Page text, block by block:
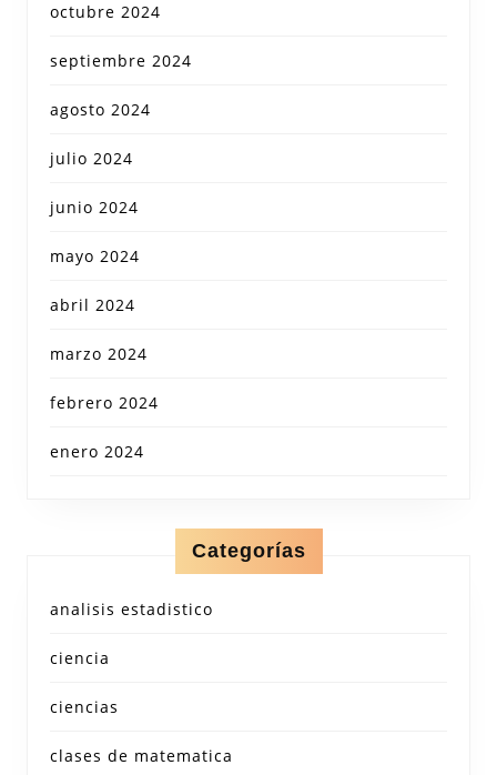
octubre 2024
septiembre 2024
agosto 2024
julio 2024
junio 2024
mayo 2024
abril 2024
marzo 2024
febrero 2024
enero 2024
Categorías
analisis estadistico
ciencia
ciencias
clases de matematica